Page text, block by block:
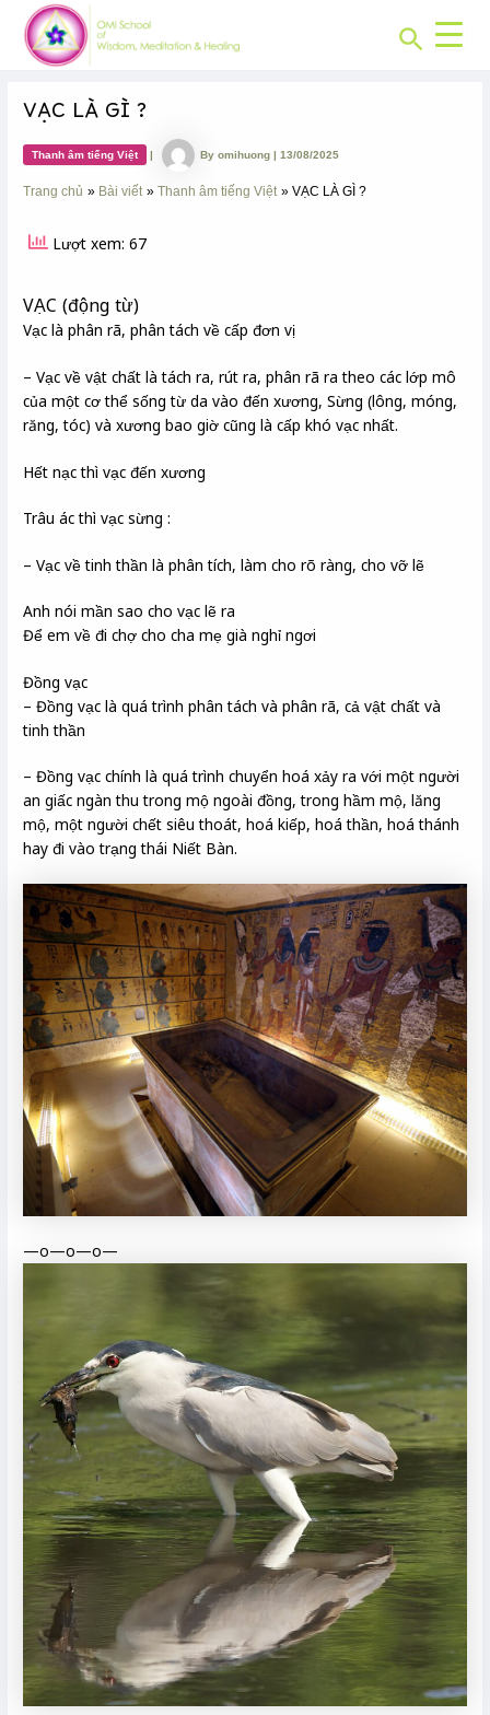
content
Search
VẠC LÀ GÌ ?
Thanh âm tiếng Việt | Byomihuong|13/08/2025
Trang chủ Bài viết Thanh âm tiếng Việt VẠC LÀ GÌ ?
Lượt xem: 67
VẠC (động từ)
Vạc là phân rã, phân tách về cấp đơn vị
– Vạc về vật chất là tách ra, rút ra, phân rã ra theo các lớp mô
của một cơ thể sống từ da vào đến xương, Sừng (lông, móng,
răng, tóc) và xương bao giờ cũng là cấp khó vạc nhất.
Hết nạc thì vạc đến xương
Trâu ác thì vạc sừng :
– Vạc về tinh thần là phân tích, làm cho rõ ràng, cho vỡ lẽ
Anh nói mần sao cho vạc lẽ ra
Để em về đi chợ cho cha mẹ già nghỉ ngơi
Đồng vạc
– Đồng vạc là quá trình phân tách và phân rã, cả vật chất và
tinh thần
– Đồng vạc chính là quá trình chuyển hoá xảy ra với một người
an giấc ngàn thu trong mộ ngoài đồng, trong hầm mộ, lăng
mộ, một người chết siêu thoát, hoá kiếp, hoá thần, hoá thánh
hay đi vào trạng thái Niết Bàn.
—o—o—o—
Post
navigation
CHUYÊN
MỤC: